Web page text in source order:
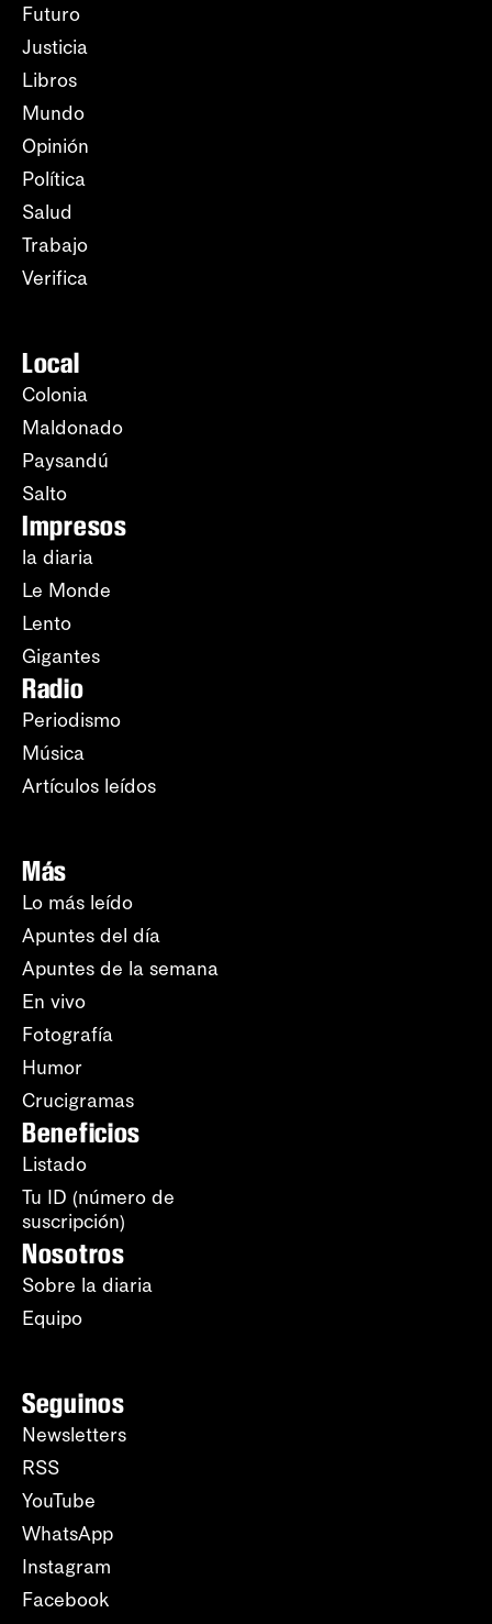
Futuro
Justicia
Libros
Mundo
Opinión
Política
Salud
Trabajo
Verifica
Local
Colonia
Maldonado
Paysandú
Salto
Impresos
la diaria
Le Monde
Lento
Gigantes
Radio
Periodismo
Música
Artículos leídos
Más
Lo más leído
Apuntes del día
Apuntes de la semana
En vivo
Fotografía
Humor
Crucigramas
Beneficios
Listado
Tu ID (número de
suscripción)
Nosotros
Sobre la diaria
Equipo
Seguinos
Newsletters
RSS
YouTube
WhatsApp
Instagram
Facebook